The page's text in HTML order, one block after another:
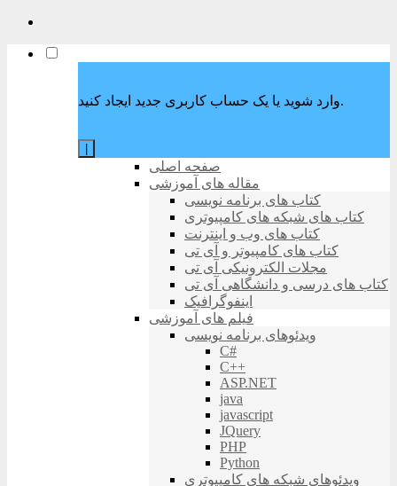
وارد شوید یا یک حساب کاربری جدید ایجاد کنید.
صفحه اصلی
مقاله های آموزشی
کتاب های برنامه نویسی
کتاب های شبکه های کامپیوتری
کتاب های وب و اینترنت
کتاب های کامپیوتر و آی تی
مجلات الکترونیکی آی تی
کتاب های درسی و دانشگاهی آی تی
اینفوگرافیک
فیلم های آموزشی
ویدئوهای برنامه نویسی
C#
C++
ASP.NET
java
javascript
JQuery
PHP
Python
ویدئوهای شبکه های کامپیوتری